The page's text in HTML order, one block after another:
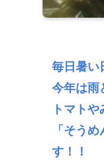
毎日暑い
今年は雨
トマト
「そう
す！！